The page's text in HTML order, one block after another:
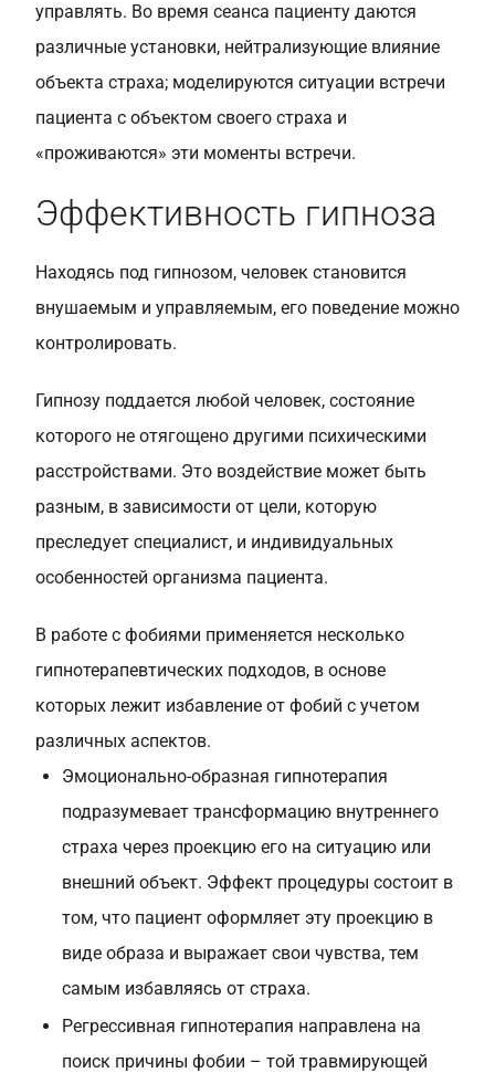
управлять. Во время сеанса пациенту даются
различные установки, нейтрализующие влияние
объекта страха; моделируются ситуации встречи
пациента с объектом своего страха и
«проживаются» эти моменты встречи.
Эффективность гипноза
Находясь под гипнозом, человек становится
внушаемым и управляемым, его поведение можно
контролировать.
Гипнозу поддается любой человек, состояние
которого не отягощено другими психическими
расстройствами. Это воздействие может быть
разным, в зависимости от цели, которую
преследует специалист, и индивидуальных
особенностей организма пациента.
В работе с фобиями применяется несколько
гипнотерапевтических подходов, в основе
которых лежит избавление от фобий с учетом
различных аспектов.
Эмоционально-образная гипнотерапия
подразумевает трансформацию внутреннего
страха через проекцию его на ситуацию или
внешний объект. Эффект процедуры состоит в
том, что пациент оформляет эту проекцию в
виде образа и выражает свои чувства, тем
самым избавляясь от страха.
Регрессивная гипнотерапия направлена на
поиск причины фобии – той травмирующей